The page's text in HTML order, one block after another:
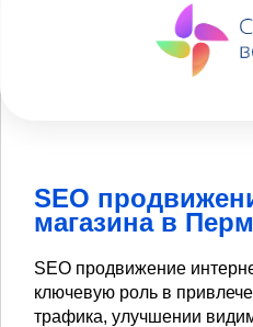
SEO
магазина в
SEO продвижение
ключевую роль в
трафика, улучшении